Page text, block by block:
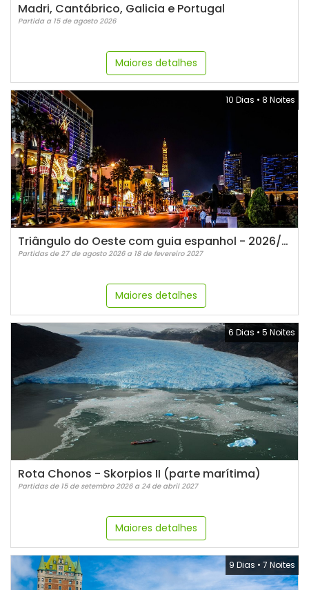
Madri, Cantábrico, Galicia e Portugal
Partida a 15 de agosto 2026
Maiores detalhes
10 Dias • 8 Noites
Triângulo do Oeste com guia espanhol - 2026/2027
Partidas de 27 de agosto 2026 a 18 de fevereiro 2027
Maiores detalhes
6 Dias • 5 Noites
Rota Chonos - Skorpios II (parte marítima)
Partidas de 15 de setembro 2026 a 24 de abril 2027
Maiores detalhes
9 Dias • 7 Noites